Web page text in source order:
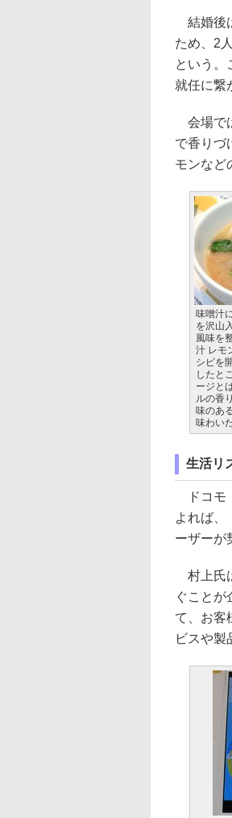
結婚後
ため、2
という。
就任に繋
会場で
で香りづ
モンなど
味噌汁
を沢山
風味を
汁 レモ
シピを
したと
ージと
ルの香
味のあ
味わい
生活リ
ドコモ
よれば、
ーザーが
村上氏
ぐことが
て、お客
ビスや製